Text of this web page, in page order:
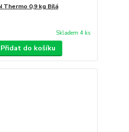
Thermo 0,9 kg Bílá
Skladem 4 ks
Přidat do košíku